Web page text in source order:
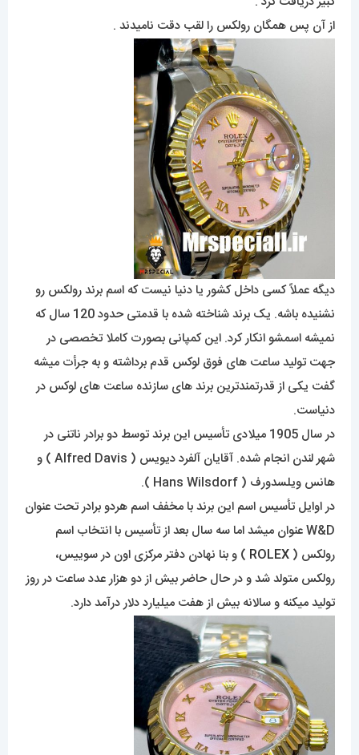
از آن پس همگان رولکس را لقب دقت نامیدند .
دیگه عملاً کسی داخل کشور یا دنیا نیست که اسم برند رولکس رو
نشنیده باشه. یک برند شناخته شده با قدمتی حدود 120 سال که
نمیشه اسمشو انکار کرد. این کمپانی بصورت کاملا تخصصی در
جهت تولید ساعت های فوق لوکس قدم برداشته و به جرأت میشه
گفت یکی از قدرتمندترین برند های سازنده ساعت های لوکس در
دنیاست.
در سال 1905 میلادی تأسیس این برند توسط دو برادر ناتنی در
شهر لندن انجام شده. آقایان آلفرد دیویس ( Alfred Davis ) و
هانس ویلسدورف ( Hans Wilsdorf ).
در اوایل تأسیس اسم این برند با مخفف اسم هردو برادر تحت عنوان
W&D عنوان میشد اما سه سال بعد از تأسیس با انتخاب اسم
رولکس ( ROLEX ) و بنا نهادن دفتر مرکزی اون در سوییس،
رولکس متولد شد و در حال حاضر بیش از دو هزار عدد ساعت در روز
تولید میکنه و سالانه بیش از هفت میلیارد دلار درآمد دارد.